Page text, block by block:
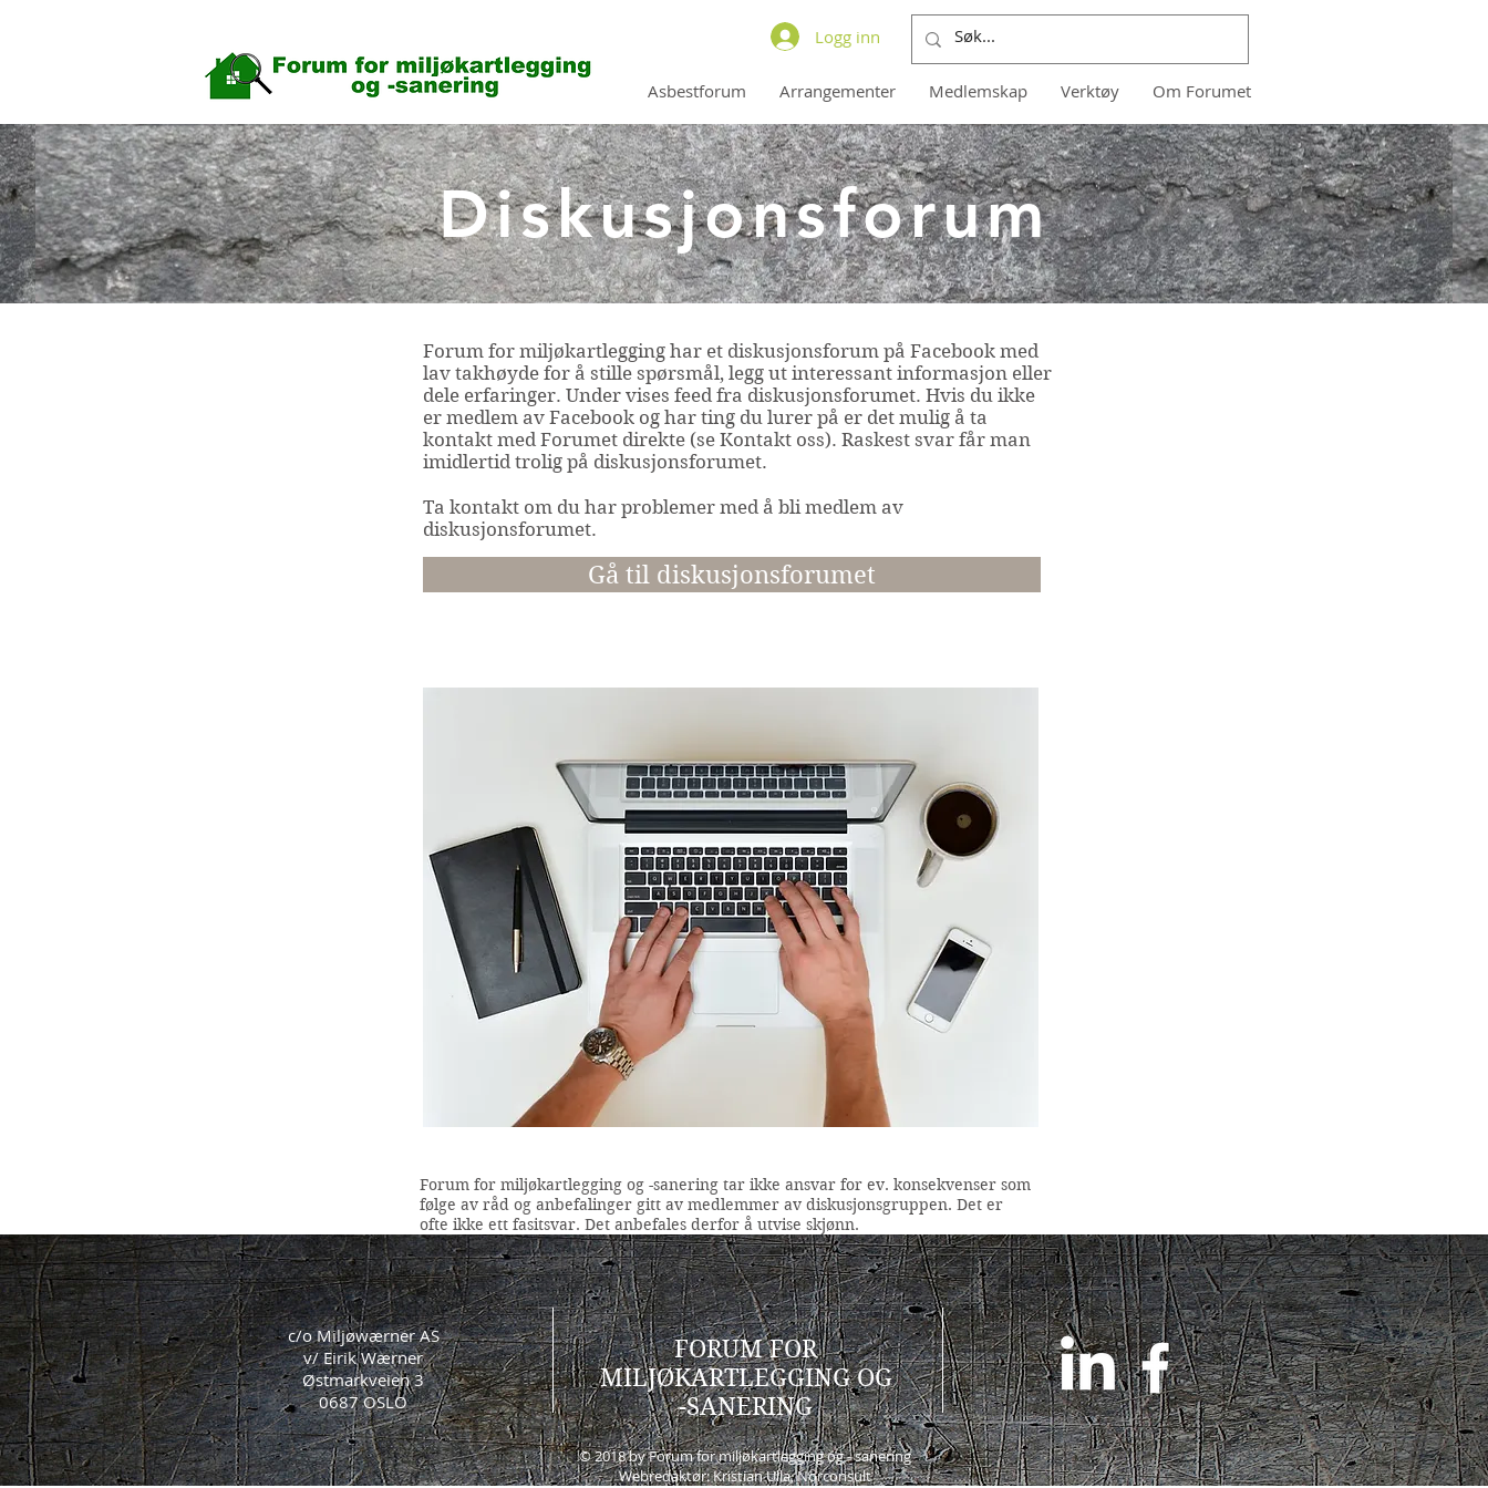
Logg inn
Asbestforum Arrangementer Medlemskap Verktøy Om Forumet
Diskusjonsforum
Forum for miljøkartlegging har et diskusjonsforum på Facebook med
lav takhøyde for å stille spørsmål, legg ut interessant informasjon eller
dele erfaringer. Under vises feed fra diskusjonsforumet. Hvis du ikke
er medlem av Facebook og har ting du lurer på er det mulig å ta
kontakt med Forumet direkte (se Kontakt oss). Raskest svar får man
imidlertid trolig på diskusjonsforumet.
Ta kontakt om du har problemer med å bli medlem av
diskusjonsforumet.
Gå til diskusjonsforumet
Forum for miljøkartlegging og -sanering tar ikke ansvar for ev. konsekvenser som
følge av råd og anbefalinger gitt av medlemmer av diskusjonsgruppen. Det er
ofte ikke ett fasitsvar. Det anbefales derfor å utvise skjønn.
© 2018 by Forum for miljøkartlegging og - sanering
Webredaktør: Kristian Ulla, Norconsult
c/o Miljøwærner AS
v/ Eirik Wærner
Østmarkveien 3
0687 OSLO
FORUM FOR
MILJØKARTLEGGING OG
-SANERING